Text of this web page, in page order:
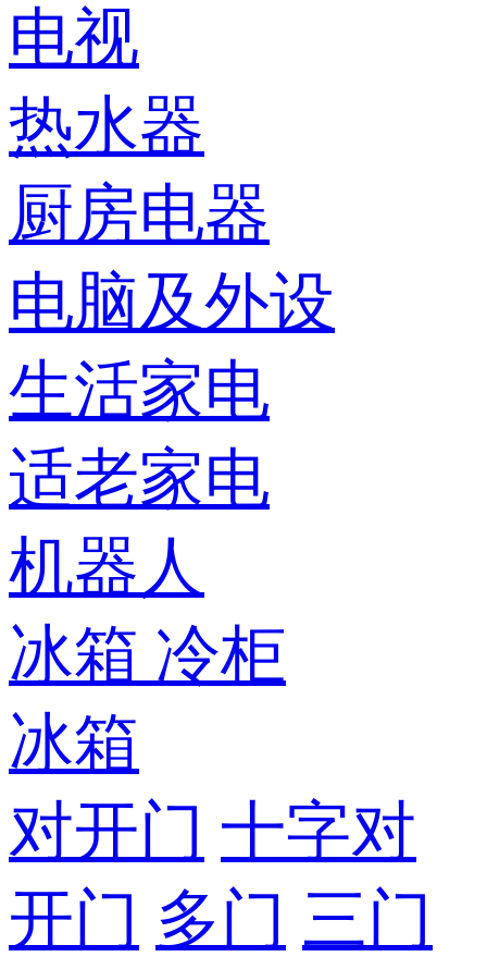
电视
热水器
厨房电器
电脑及外设
生活家电
适老家电
机器人
冰箱 冷柜
冰箱
对开门 十字对
开门 多门 三门